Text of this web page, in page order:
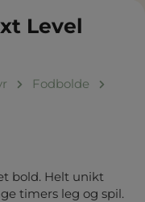
Level
Fodbolde
bold. Helt unikt
timers leg og spil.